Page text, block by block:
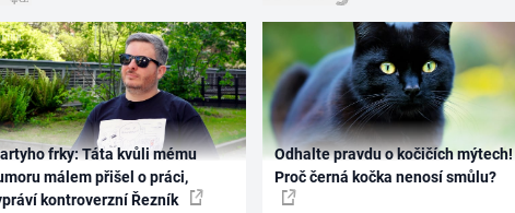
frky: Táta kvůli mému
málem přišel o práci,
kontroverzní Řezník
Odhalte pravdu o kočičích mýtech!
Proč černá kočka nenosí smůlu?